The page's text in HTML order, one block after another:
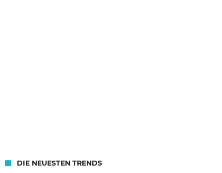
DIE NEUESTEN TRENDS